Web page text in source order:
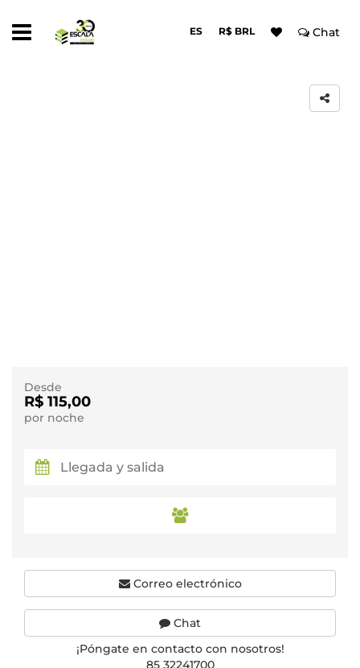
ES R$ BRL Chat
Desde
R$ 115,00
por noche
Correo electrónico
Chat
¡Póngate en contacto con nosotros!
85 32241700